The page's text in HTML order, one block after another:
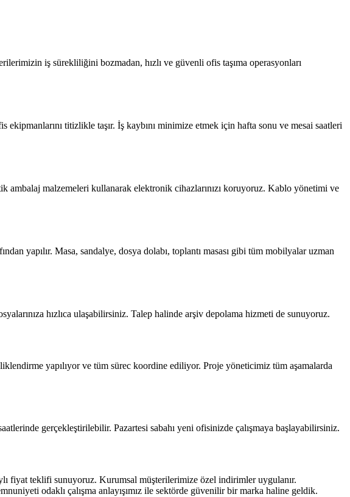
iş sürekliliğini bozmadan, hızlı ve güvenli ofis taşıma operasyonları
titizlikle taşır. İş kaybını minimize etmek için hafta sonu ve mesai saatleri
ambalaj malzemeleri kullanarak elektronik cihazlarınızı koruyoruz. Kablo yönetimi ve
yapılır. Masa, sandalye, dosya dolabı, toplantı masası gibi tüm mobilyalar uzman
hızlıca ulaşabilirsiniz. Talep halinde arşiv depolama hizmeti de sunuyoruz.
yapılıyor ve tüm sürec koordine ediliyor. Proje yöneticimiz tüm aşamalarda
gerçekleştirilebilir. Pazartesi sabahı yeni ofisinizde çalışmaya başlayabilirsiniz.
fiyat teklifi sunuyoruz. Kurumsal müşterilerimize özel indirimler uygulanır.
odaklı çalışma anlayışımız ile sektörde güvenilir bir marka haline geldik.